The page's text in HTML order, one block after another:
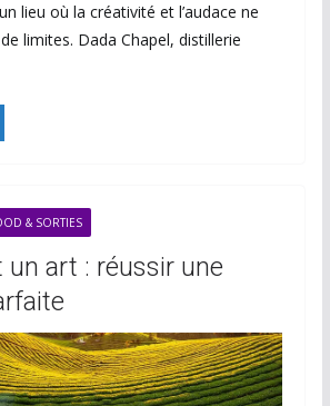
lieu où la créativité et l’audace ne
limites. Dada Chapel, distillerie
& SORTIES
un art : réussir une